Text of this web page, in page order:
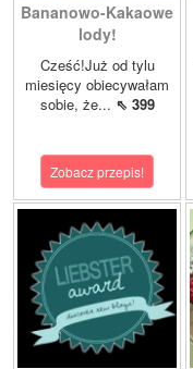
Bananowo-Kakaowe
lody!
Cześć!Już od tylu
miesięcy obiecywałam
sobie, że... ⇖ 399
Zobacz przepis!